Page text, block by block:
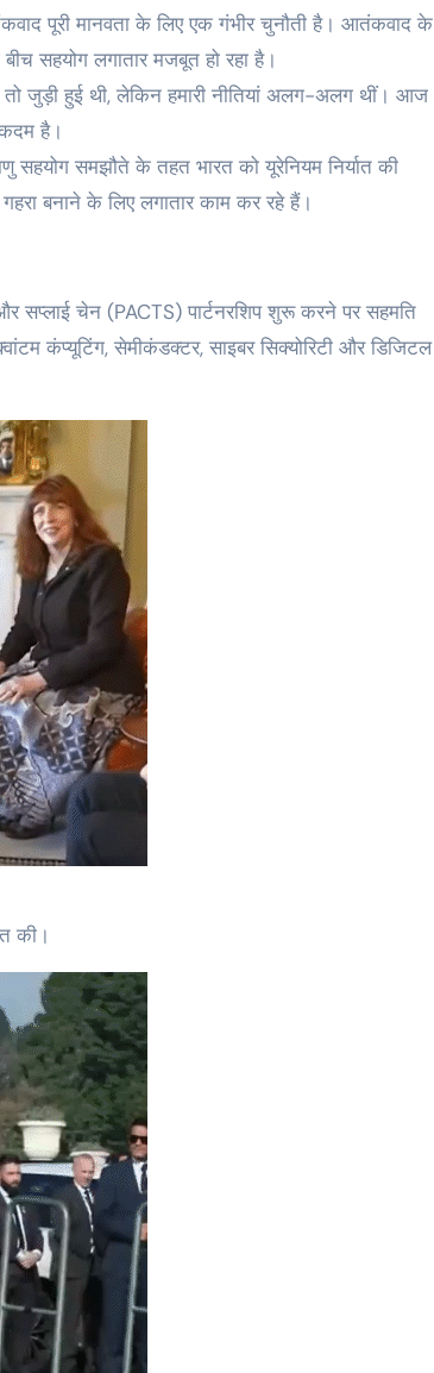
पूरी मानवता के लिए एक गंभीर चुनौती है। आतंकवाद के
सहयोग लगातार मजबूत हो रहा है।
जुड़ी हुई थी, लेकिन हमारी नीतियां अलग-अलग थीं। आज
है।
समझौते के तहत भारत को यूरेनियम निर्यात की
बनाने के लिए लगातार काम कर रहे हैं।
सप्लाई चेन (PACTS) पार्टनरशिप शुरू करने पर सहमति
कंप्यूटिंग, सेमीकंडक्टर, साइबर सिक्योरिटी और डिजिटल
की।